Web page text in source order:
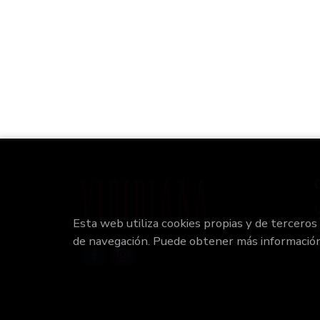
Esta web utiliza cookies propias y de
de navegación. Puede obtener más